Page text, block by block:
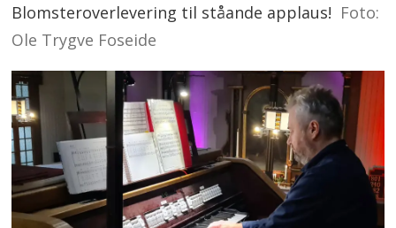
Blomsteroverlevering til ståande applaus! Foto:
Ole Trygve Foseide